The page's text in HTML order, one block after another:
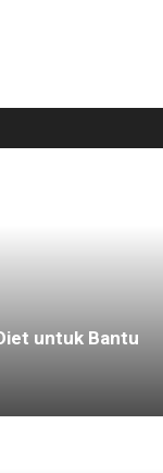
untuk Bantu